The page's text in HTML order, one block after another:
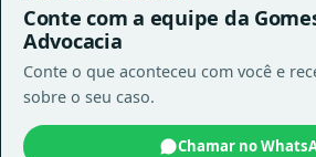
Conte com a equipe da
Advocacia
Conte o que aconteceu com você e
sobre o seu caso.
Chamar no